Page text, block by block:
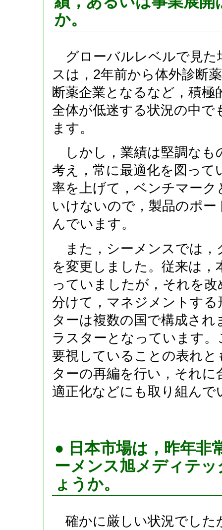
か。
グローバルレベルで見た
スは，2年前から体外診断
断薬企業となるなど，積極
全体が低迷する状況の中
ます。
しかし，業績は堅調なも
考え，常に最適化を図っ
率を上げて，ベンチマー
いけないので，製品のポ
んでいます。
また，シーメンスでは，
を変更しました。従来は
っていましたが，それを
分けて，マネジメントす
ターは複数の国で構成さ
ラスターとなっています
要視していることの表れ
ターの再編を行い，それ
適正化などにも取り組んで
● 日本市場は，昨年非
ーメンス旭メディテ
ょうか。
確かに厳しい状況でした